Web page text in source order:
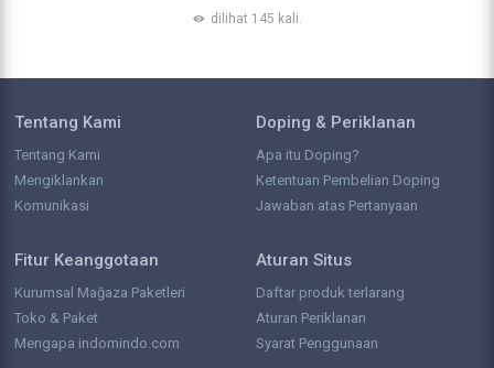
dilihat 145 kali.
Tentang Kami
Tentang Kami
Mengiklankan
Komunikasi
Doping & Periklanan
Apa itu Doping?
Ketentuan Pembelian Doping
Jawaban atas Pertanyaan
Fitur Keanggotaan
Kurumsal Mağaza Paketleri
Toko & Paket
Mengapa indomindo.com
Aturan Situs
Daftar produk terlarang
Aturan Periklanan
Syarat Penggunaan